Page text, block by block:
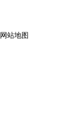
网站地图